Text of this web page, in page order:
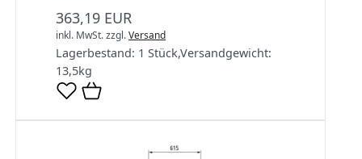
363,19 EUR
inkl. MwSt.zzgl.Versand
Lagerbestand: 1 Stück,Versandgewicht:
13,5kg